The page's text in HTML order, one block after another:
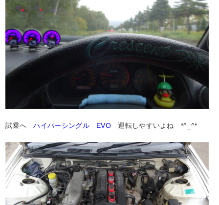
試乗へハイパーシングル EVO 運転しやすいよね *^_^*